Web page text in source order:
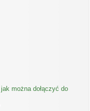
można dołączyć do